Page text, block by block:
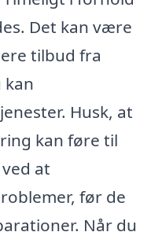
Det kan være
tilbud fra
kan
Husk, at
kan føre til
at
før de
Når du